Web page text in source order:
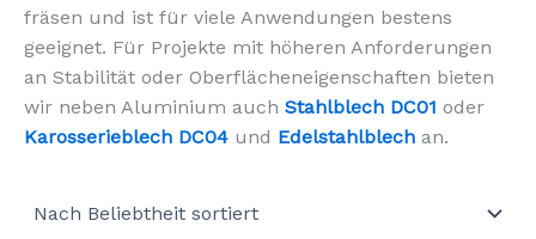
fräsen und ist für viele Anwendungen bestens
geeignet. Für Projekte mit höheren Anforderungen
an Stabilität oder Oberflächeneigenschaften bieten
wir neben Aluminium auch Stahlblech DC01 oder
Karosserieblech DC04 und Edelstahlblech an.